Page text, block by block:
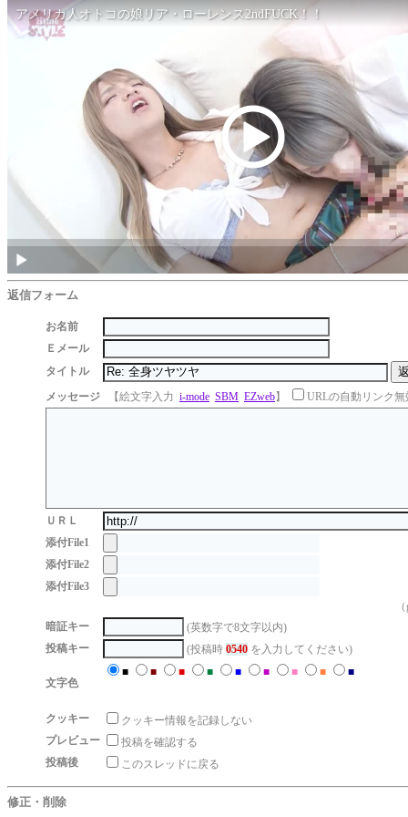
返信フォーム
お名前
Ｅメール
タイトル
メッセージ
【絵文字入力 i-mode SBM EZweb】 URLの自動リンク無
ＵＲＬ
添付File1
添付File2
添付File3
暗証キー
(英数字で8文字以内)
投稿キー
(投稿時 0540 を入力してください)
文字色
■ ■ ■ ■ ■ ■ ■ ■ ■
クッキー
クッキー情報を記録しない
プレビュー
投稿を確認する
投稿後
このスレッドに戻る
修正・削除